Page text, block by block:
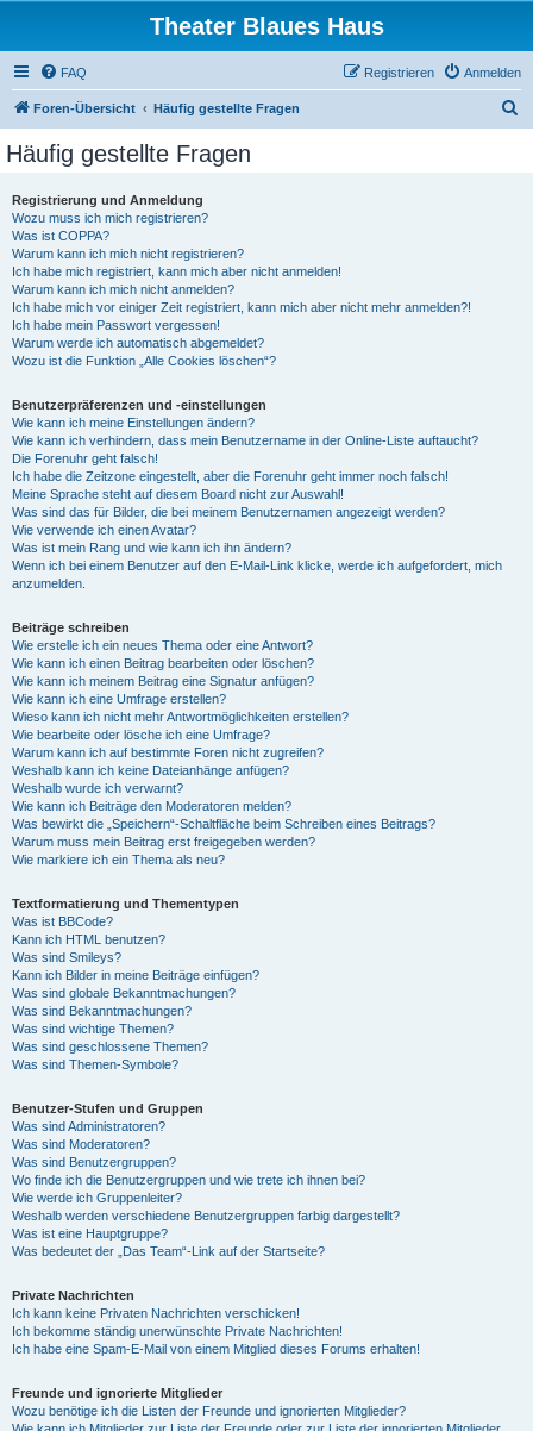
Theater Blaues Haus
FAQ Anmelden
Registrieren
Foren-Übersicht Häufig gestellte Fragen
Häufig gestellte Fragen
Registrierung und Anmeldung
Wozu muss ich mich registrieren?
Was ist COPPA?
Warum kann ich mich nicht registrieren?
Ich habe mich registriert, kann mich aber nicht anmelden!
Warum kann ich mich nicht anmelden?
Ich habe mich vor einiger Zeit registriert, kann mich aber nicht mehr anmelden?!
Ich habe mein Passwort vergessen!
Warum werde ich automatisch abgemeldet?
Wozu ist die Funktion „Alle Cookies löschen“?
Benutzerpräferenzen und -einstellungen
Wie kann ich meine Einstellungen ändern?
Wie kann ich verhindern, dass mein Benutzername in der Online-Liste auftaucht?
Die Forenuhr geht falsch!
Ich habe die Zeitzone eingestellt, aber die Forenuhr geht immer noch falsch!
Meine Sprache steht auf diesem Board nicht zur Auswahl!
Was sind das für Bilder, die bei meinem Benutzernamen angezeigt werden?
Wie verwende ich einen Avatar?
Was ist mein Rang und wie kann ich ihn ändern?
Wenn ich bei einem Benutzer auf den E-Mail-Link klicke, werde ich aufgefordert, mich
anzumelden.
Beiträge schreiben
Wie erstelle ich ein neues Thema oder eine Antwort?
Wie kann ich einen Beitrag bearbeiten oder löschen?
Wie kann ich meinem Beitrag eine Signatur anfügen?
Wie kann ich eine Umfrage erstellen?
Wieso kann ich nicht mehr Antwortmöglichkeiten erstellen?
Wie bearbeite oder lösche ich eine Umfrage?
Warum kann ich auf bestimmte Foren nicht zugreifen?
Weshalb kann ich keine Dateianhänge anfügen?
Weshalb wurde ich verwarnt?
Wie kann ich Beiträge den Moderatoren melden?
Was bewirkt die „Speichern“-Schaltfläche beim Schreiben eines Beitrags?
Warum muss mein Beitrag erst freigegeben werden?
Wie markiere ich ein Thema als neu?
Textformatierung und Thementypen
Was ist BBCode?
Kann ich HTML benutzen?
Was sind Smileys?
Kann ich Bilder in meine Beiträge einfügen?
Was sind globale Bekanntmachungen?
Was sind Bekanntmachungen?
Was sind wichtige Themen?
Was sind geschlossene Themen?
Was sind Themen-Symbole?
Benutzer-Stufen und Gruppen
Was sind Administratoren?
Was sind Moderatoren?
Was sind Benutzergruppen?
Wo finde ich die Benutzergruppen und wie trete ich ihnen bei?
Wie werde ich Gruppenleiter?
Weshalb werden verschiedene Benutzergruppen farbig dargestellt?
Was ist eine Hauptgruppe?
Was bedeutet der „Das Team“-Link auf der Startseite?
Private Nachrichten
Ich kann keine Privaten Nachrichten verschicken!
Ich bekomme ständig unerwünschte Private Nachrichten!
Ich habe eine Spam-E-Mail von einem Mitglied dieses Forums erhalten!
Freunde und ignorierte Mitglieder
Wozu benötige ich die Listen der Freunde und ignorierten Mitglieder?